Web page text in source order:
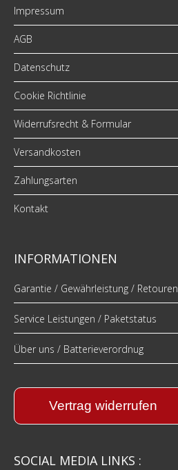
Impressum
AGB
Datenschutz
Cookie Richtlinie
Widerrufsrecht & Formular
Versandkosten
Zahlungsarten
Kontakt
INFORMATIONEN
Garantie / Gewährleistung / Retouren
Service Leistungen / Paketstatus
Über uns / Batterieverordnug
Vertrag widerrufen
SOCIAL MEDIA LINKS :